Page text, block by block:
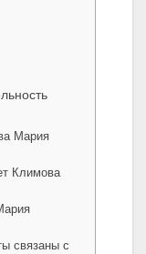
Мария
Климова
связаны с